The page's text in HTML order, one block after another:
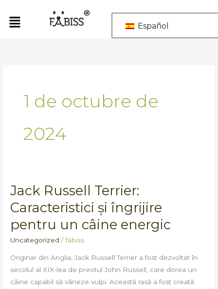
contenido
Español
1 de octubre de
2024
Jack Russell Terrier:
Caracteristici și îngrijire
pentru un câine energic
Uncategorized /fabiss
Originar din Anglia, Jack Russell Terrier a fost dezvoltat în
secolul al XIX-lea de preotul John Russell, care dorea un
câine capabil să vâneze vulpi. Această rasă a fost creată
Jack
Terrier:
Caracteristici
pentru
un
câine